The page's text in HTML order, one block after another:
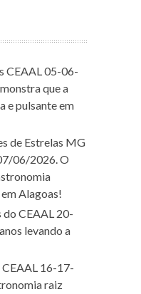
CEAAL 05-06-
que a
e pulsante em
de Estrelas MG
06/2026. O
Alagoas!
do CEAAL 20-
levando a
CEAAL 16-17-
raiz